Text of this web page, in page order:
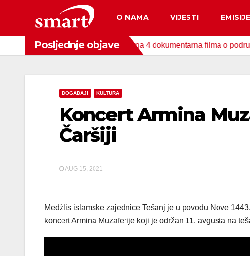
content
O NAMA VIJESTI EMISIJE
Posljednje objave
za zaštitu okoliša snimljena 4 dokumentarna filma o područjima
DOGAĐAJI KULTURA
Koncert Armina
Čaršiji
AUG 15, 2021
Medžlis islamske zajednice Tešanj je u povodu Nove
koncert Armina Muzaferije koji je održan 11. avgusta na